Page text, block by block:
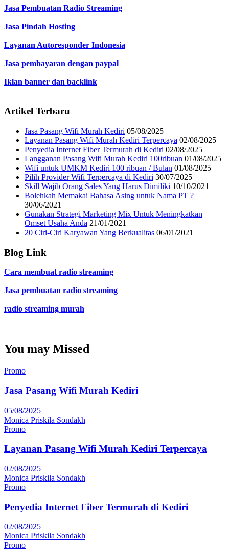
Jasa Pembuatan Radio Streaming
Jasa Pindah Hosting
Layanan Autoresponder Indonesia
Jasa pembayaran dengan paypal
Iklan banner dan backlink
Artikel Terbaru
Jasa Pasang Wifi Murah Kediri 05/08/2025
Layanan Pasang Wifi Murah Kediri Terpercaya 02/08/2025
Penyedia Internet Fiber Termurah di Kediri 02/08/2025
Langganan Pasang Wifi Murah Kediri 100ribuan 01/08/2025
Wifi untuk UMKM Kediri 100 ribuan / Bulan 01/08/2025
Pilih Provider Wifi Terpercaya di Kediri 30/07/2025
Skill Wajib Orang Sales Yang Harus Dimiliki 10/10/2021
Bolehkah Memakai Bahasa Asing untuk Nama PT ?
30/06/2021
Gunakan Strategi Marketing Mix Untuk Meningkatkan
Omset Usaha Anda 21/01/2021
20 Ciri-Ciri Karyawan Yang Berkualitas 06/01/2021
Blog Link
Cara membuat radio streaming
Jasa pembuatan radio streaming
radio streaming murah
You may Missed
Promo
Jasa Pasang Wifi Murah Kediri
05/08/2025
Monica Priskila Sondakh
Promo
Layanan Pasang Wifi Murah Kediri Terpercaya
02/08/2025
Monica Priskila Sondakh
Promo
Penyedia Internet Fiber Termurah di Kediri
02/08/2025
Monica Priskila Sondakh
Promo